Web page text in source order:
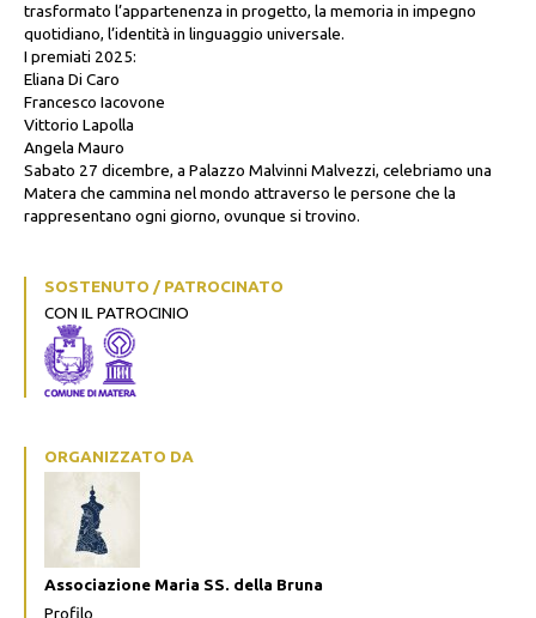
trasformato l’appartenenza in progetto, la memoria in impegno
quotidiano, l’identità in linguaggio universale.
I premiati 2025:
Eliana Di Caro
Francesco Iacovone
Vittorio Lapolla
Angela Mauro
Sabato 27 dicembre, a Palazzo Malvinni Malvezzi, celebriamo una
Matera che cammina nel mondo attraverso le persone che la
rappresentano ogni giorno, ovunque si trovino.
SOSTENUTO / PATROCINATO
CON IL PATROCINIO
ORGANIZZATO DA
Associazione Maria SS. della Bruna
Profilo